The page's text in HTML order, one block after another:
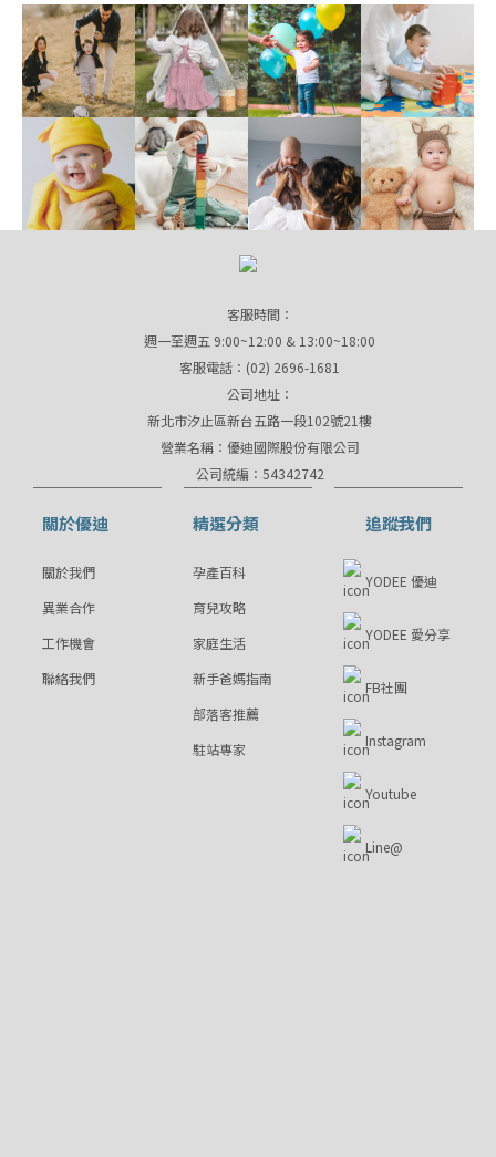
客服時間：
週一至週五 9:00~12:00 & 13:00~18:00
客服電話：(02) 2696-1681
公司地址：
新北市汐止區新台五路一段102號21樓
營業名稱：優迪國際股份有限公司
公司統編：54342742
關於優迪
關於我們
異業合作
工作機會
聯絡我們
精選分類
孕產百科
育兒攻略
家庭生活
新手爸媽指南
部落客推薦
駐站專家
追蹤我們
YODEE 優迪
YODEE 愛分享
FB社團
Instagram
Youtube
Line@